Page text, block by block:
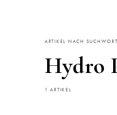
ARTIKEL NACH SUCHWORT
Hydro
1 ARTIKEL